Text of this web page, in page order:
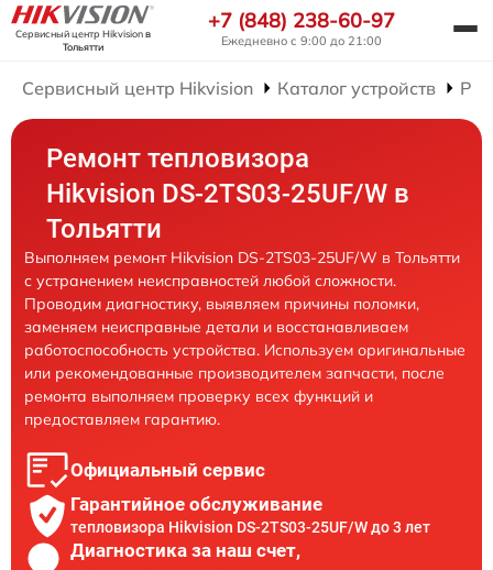
Сервисный центр Hikvisionв
Тольятти
+7 (848) 238-60-97
Ежедневно с 9:00 до 21:00
Сервисный центр Hikvision Каталог устройств
Ремонт тепловизора
Hikvision DS-2TS03-25UF/W в
Тольятти
Выполняем ремонт Hikvision DS-2TS03-25UF/W в Тольятти
с устранением неисправностей любой сложности.
Проводим диагностику, выявляем причины поломки,
заменяем неисправные детали и восстанавливаем
работоспособность устройства. Используем оригинальные
или рекомендованные производителем запчасти, после
ремонта выполняем проверку всех функций и
предоставляем гарантию.
Официальный сервис
Гарантийное обслуживание
тепловизора Hikvision DS-2TS03-25UF/W до 3 лет
Диагностика за наш счет,